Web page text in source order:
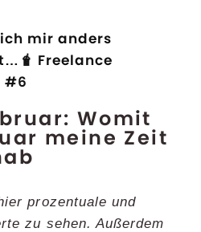
mir anders
Freelance
#6
Womit
meine Zeit
prozentuale und
zu sehen. Außerdem